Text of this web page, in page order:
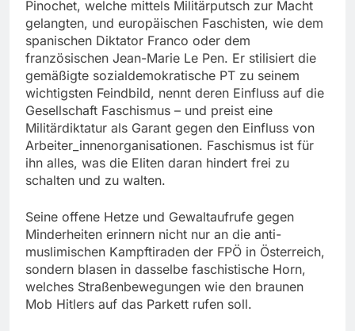
Pinochet, welche mittels Militärputsch zur Macht
gelangten, und europäischen Faschisten, wie dem
spanischen Diktator Franco oder dem
französischen Jean-Marie Le Pen. Er stilisiert die
gemäßigte sozialdemokratische PT zu seinem
wichtigsten Feindbild, nennt deren Einfluss auf die
Gesellschaft Faschismus – und preist eine
Militärdiktatur als Garant gegen den Einfluss von
Arbeiter_innenorganisationen. Faschismus ist für
ihn alles, was die Eliten daran hindert frei zu
schalten und zu walten.
Seine offene Hetze und Gewaltaufrufe gegen
Minderheiten erinnern nicht nur an die anti-
muslimischen Kampftiraden der FPÖ in Österreich,
sondern blasen in dasselbe faschistische Horn,
welches Straßenbewegungen wie den braunen
Mob Hitlers auf das Parkett rufen soll.